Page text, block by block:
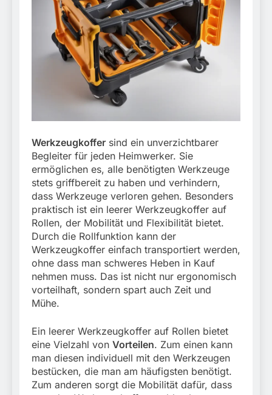
Werkzeugkoffer sind ein unverzichtbarer
Begleiter für jeden Heimwerker. Sie
ermöglichen es, alle benötigten Werkzeuge
stets griffbereit zu haben und verhindern,
dass Werkzeuge verloren gehen. Besonders
praktisch ist ein leerer Werkzeugkoffer auf
Rollen, der Mobilität und Flexibilität bietet.
Durch die Rollfunktion kann der
Werkzeugkoffer einfach transportiert werden,
ohne dass man schweres Heben in Kauf
nehmen muss. Das ist nicht nur ergonomisch
vorteilhaft, sondern spart auch Zeit und
Mühe.
Ein leerer Werkzeugkoffer auf Rollen bietet
eine Vielzahl von Vorteilen. Zum einen kann
man diesen individuell mit den Werkzeugen
bestücken, die man am häufigsten benötigt.
Zum anderen sorgt die Mobilität dafür, dass